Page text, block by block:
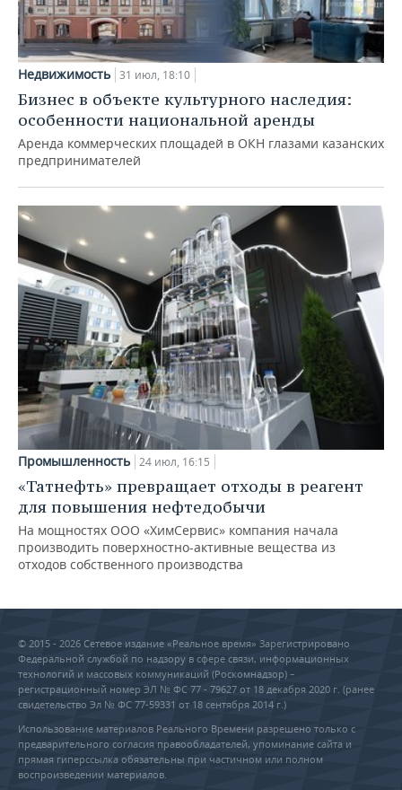
Недвижимость 31 июл, 18:10
Бизнес в объекте культурного наследия:
особенности национальной аренды
Аренда коммерческих площадей в ОКН глазами казанских
предпринимателей
Промышленность 24 июл, 16:15
«Татнефть» превращает отходы в реагент
для повышения нефтедобычи
На мощностях ООО «ХимСервис» компания начала
производить поверхностно-активные вещества из
отходов собственного производства
© 2015 - 2026 Сетевое издание «Реальное время» Зарегистрировано
Федеральной службой по надзору в сфере связи, информационных
технологий и массовых коммуникаций (Роскомнадзор) –
регистрационный номер ЭЛ № ФС 77 - 79627 от 18 декабря 2020 г. (ранее
свидетельство Эл № ФС 77-59331 от 18 сентября 2014 г.)
Использование материалов Реального Времени разрешено только с
предварительного согласия правообладателей, упоминание сайта и
прямая гиперссылка обязательны при частичном или полном
воспроизведении материалов.